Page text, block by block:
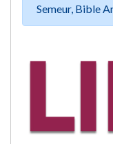
Semeur, Bible